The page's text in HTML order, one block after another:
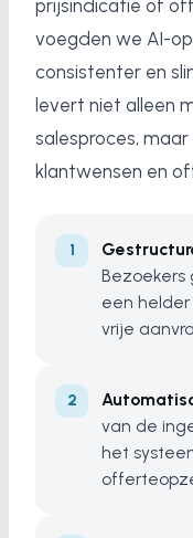
prijsindicatie of
voegden we AI-
consistenter en
levert niet alleen
salesproces,
klantwensen en
Bezoekers
een
vrije
van de
het